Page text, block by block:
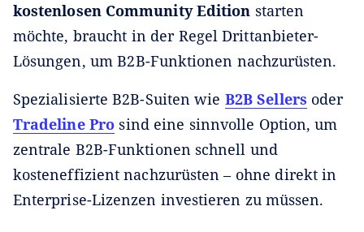
kostenlosen Community Edition starten
möchte, braucht in der Regel Drittanbieter-
Lösungen, um B2B-Funktionen nachzurüsten.
Spezialisierte B2B-Suiten wie B2B Sellers oder
Tradeline Pro sind eine sinnvolle Option, um
zentrale B2B-Funktionen schnell und
kosteneffizient nachzurüsten – ohne direkt in
Enterprise-Lizenzen investieren zu müssen.